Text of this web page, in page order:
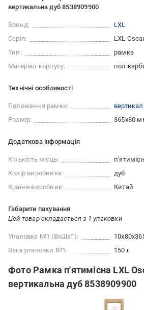
вертикальна дуб 8538909900
Бренд:
LXL
Серія:
LXL
Тип:
рамка
Матеріал корпусу:
Технічні особливості
Положення рамки:
Розмір:
365x80
Додаткова інформація
Кількість місць:
Колір виробника:
дуб
Країна-виробник:
Китай
Габарити пакування
Цей товар складається з 1 упаковки
Упаковка №1 (ВхШхГ):
Вага упаковки №1:
150 г
Фото Рамка п'ятимісна LXL
вертикальна дуб 8538909900